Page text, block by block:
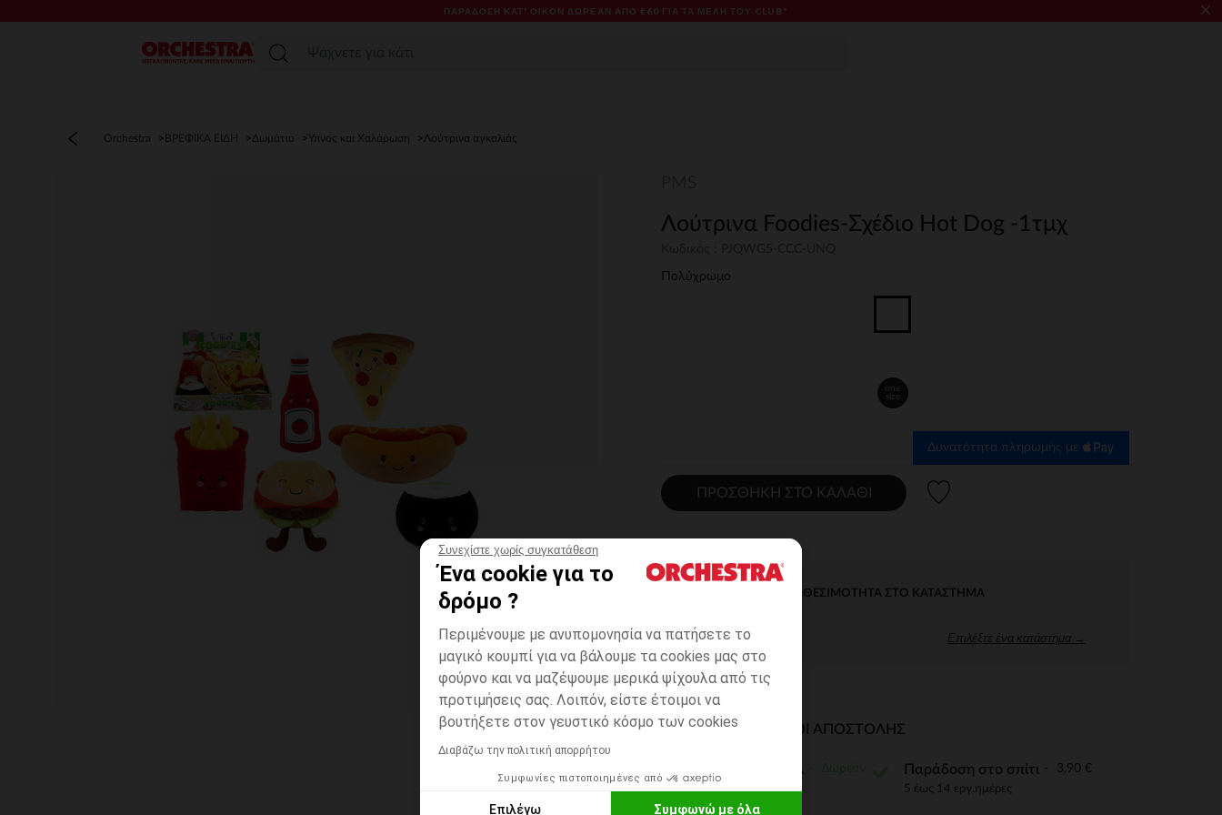
Συνεχίστε χωρίς συγκατάθεση
Ένα cookie για το
δρόμο ?
Περιμένουμε με ανυπομονησία να πατήσετε το
μαγικό κουμπί για να βάλουμε τα cookies μας στο
φούρνο και να μαζέψουμε μερικά ψίχουλα από τις
προτιμήσεις σας. Λοιπόν, είστε έτοιμοι να
βουτήξετε στον γευστικό κόσμο των cookies
Διαβάζω την πολιτική απορρήτου
Συμφωνίες πιστοποιημένες από
Επιλέγω Συμφωνώ με όλα
ΠΑΡΆΔΟΣΗ ΚΑΤ' ΟΊΚΟΝ ΔΩΡΕΑΝ ΑΠΌ €60 ΓΙΑ ΤΑ ΜΈΛΗ ΤΟΥ CLUB* ×
Μενού
Orchestra ΒΡΕΦΙΚΑ ΕΙΔΗ Δωμάτιο Ύπνος και Χαλάρωση Λούτρινα αγκαλιάς
Λούτρινα Foodies-Σχέδιο Hot Dog -1τμχ
Πολύχρωμο
one
size
Δυνατότητα πληρωμής με
ΠΡΟΣΘΉΚΗ ΣΤΟ ΚΑΛΆΘΙ
ΆΜΕΣΗ ΔΙΑΘΕΣΙΜΌΤΗΤΑ ΣΤΟ ΚΑΤΆΣΤΗΜΑ
Επιλέξτε ένα κατάστημα →
ΔΙΑΘΈΣΙΜΟΙ ΤΡΌΠΟΙ ΑΠΟΣΤΟΛΉΣ
ΣΕ ΚΑΤΑΣΤΗΜΑ Παράδοση στο σπίτι 3,90 €
5 έως 14 εργ.ημέρες